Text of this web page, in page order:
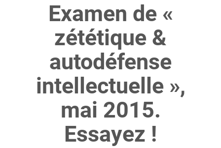
Examen de «
zététique &
autodéfense
intellectuelle »,
mai 2015.
Essayez !